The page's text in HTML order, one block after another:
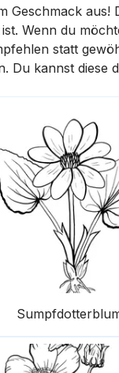
Geschmack
Wenn du
statt
Du kannst